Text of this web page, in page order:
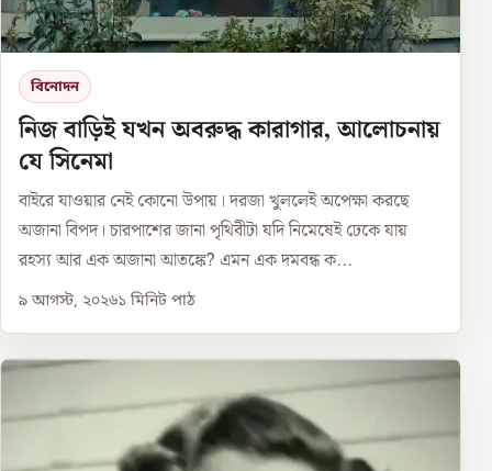
বিনোদন
নিজ বাড়িই যখন অবরুদ্ধ কারাগার, আলোচনায়
যে সিনেমা
বাইরে যাওয়ার নেই কোনো উপায়। দরজা খুললেই অপেক্ষা করছে
অজানা বিপদ। চারপাশের জানা পৃথিবীটা যদি নিমেষেই ঢেকে যায়
রহস্য আর এক অজানা আতঙ্কে? এমন এক দমবন্ধ ক...
৯ আগস্ট, ২০২৬১ মিনিট পাঠ